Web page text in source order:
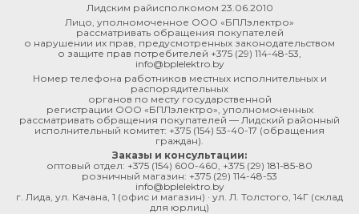
Лидским райисполкомом 23.06.2010
Лицо, уполномоченное ООО «БПЛэлектро»
рассматривать обращения покупателей
о нарушении их прав, предусмотренных законодательством
о защите прав потребителей +375 (29) 114-48-53
info@bplelektro.by
Номер телефона работников местных исполнительных и
распорядительных
органов по месту государственной
регистрации ООО «БПЛэлектро», уполномоченных
рассматривать обращения покупателей — Лидский районный
исполнительный комитет: +375 (154) 53-40-17 (обращения
граждан).
Заказы и консультации:
оптовый отдел: +375 (154) 600-460 +375 (29) 181-85-80
розничный магазин: +375 (29) 114-48-53
info@bplelektro.by
г. Лида, ул. Качана, 1 (офис и магазин) · ул. Л. Толстого, 14Г (склад
для юрлиц)